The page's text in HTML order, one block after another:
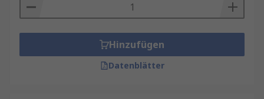
Hinzufügen
Datenblätter